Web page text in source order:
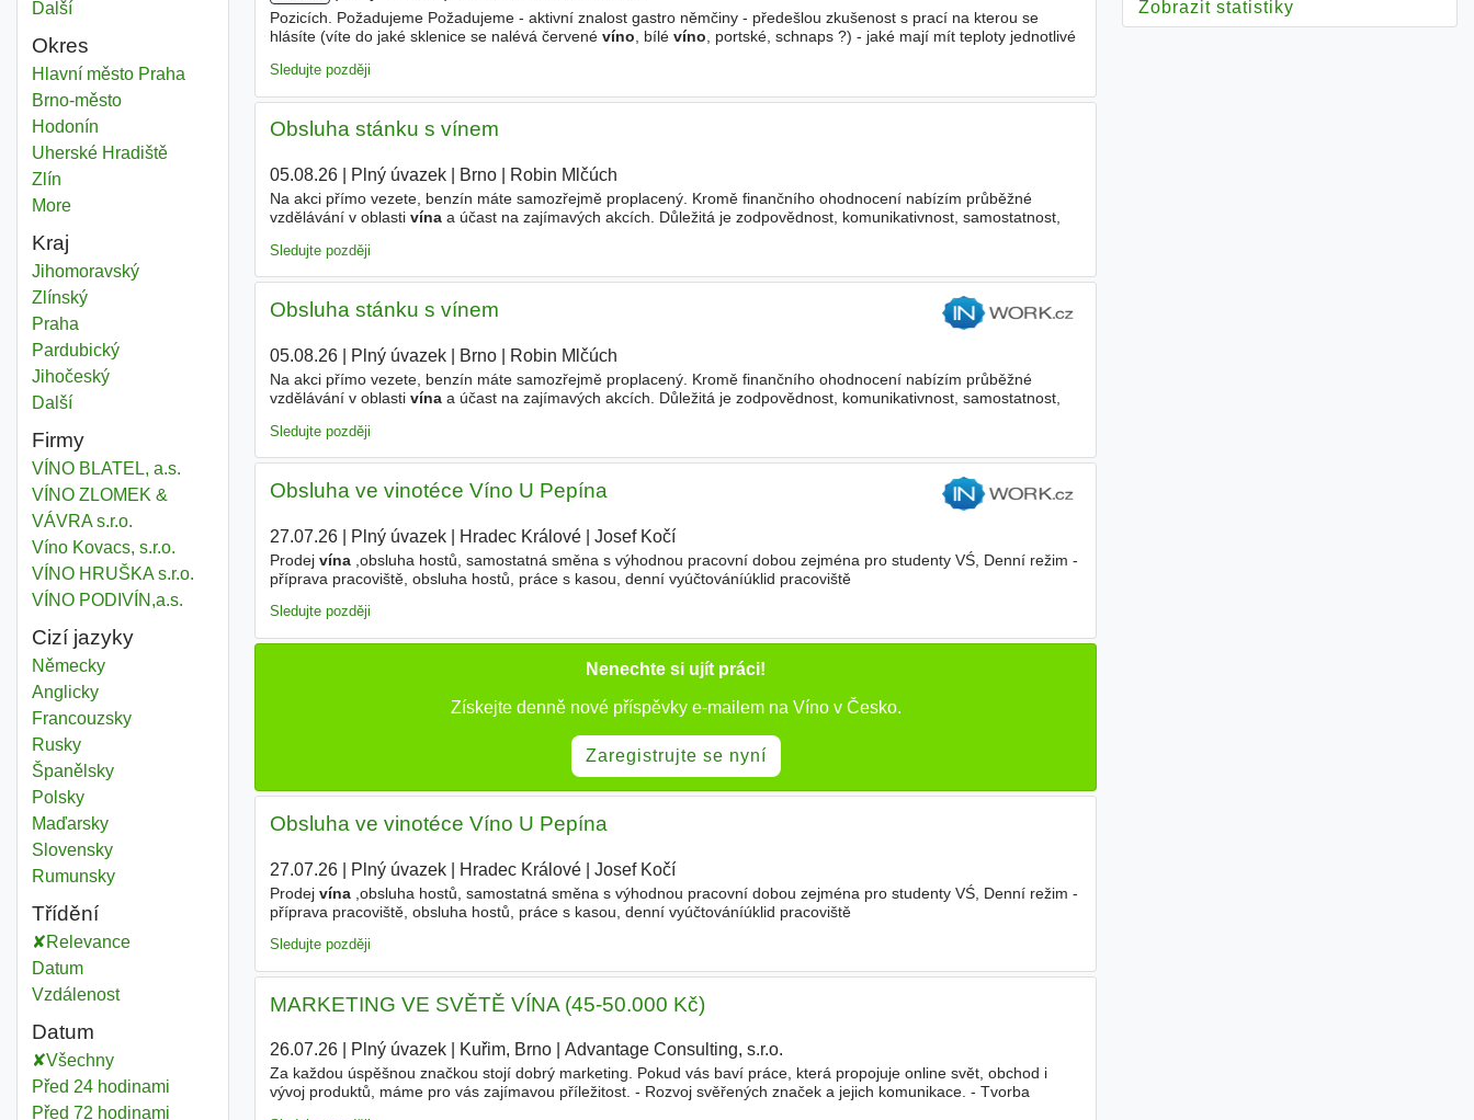
Dalšíměsta
Okres
Víno
Hlavní město Praha
Víno
Brno-městoOkres
Víno
Hodonín
Víno
Uherské HradištěOkres
Víno
Zlín
Moredistricts
Kraj
Víno
JihomoravskýKraj
Víno
ZlínskýKraj
Víno
Praha
Víno
PardubickýKraj
Víno
JihočeskýKraj
Dalšíkraj
Firmy
VÍNO BLATEL, a.s.
VÍNO ZLOMEK &
VÁVRA s.r.o.
Víno Kovacs, s.r.o.
VÍNO HRUŠKA s.r.o.
VÍNO PODIVÍN,a.s.
Cizí jazyky
Německy
Anglicky
Francouzsky
Rusky
Španělsky
Polsky
Maďarsky
Slovensky
Rumunsky
Třídění
Relevance
Datum
Vzdálenost
Datum
Všechny
Před 24 hodinami
Před 72 hodinami
Pozicích. Požadujeme Požadujeme - aktivní znalost gastro němčiny - předešlou zkušenost s prací na kterou se
hlásíte (víte do jaké sklenice se nalévá červené víno , bílé víno , portské, schnaps ?) - jaké mají mít teploty jednotlivé
Sledujte později
Obsluha stánku s vínem
05.08.26| Plný úvazek| Brno| Robin Mlčúch
Na akci přímo vezete, benzín máte samozřejmě proplacený. Kromě finančního ohodnocení nabízím průběžné
vzdělávání v oblasti vínaa účast na zajímavých akcích. Důležitá je zodpovědnost, komunikativnost, samostatnost,
Sledujte později
Obsluha stánku s vínem
05.08.26| Plný úvazek| Brno| Robin Mlčúch
Na akci přímo vezete, benzín máte samozřejmě proplacený. Kromě finančního ohodnocení nabízím průběžné
vzdělávání v oblasti vínaa účast na zajímavých akcích. Důležitá je zodpovědnost, komunikativnost, samostatnost,
Sledujte později
Obsluha ve vinotéce Víno U Pepína
27.07.26| Plný úvazek| Hradec Králové| Josef Kočí
Prodej vína,obsluha hostů, samostatná směna s výhodnou pracovní dobou zejména pro studenty VŚ, Denní režim -
příprava pracoviště, obsluha hostů, práce s kasou, denní vyúčtováníúklid pracoviště
Sledujte později
Nenechte si ujít práci!
Získejte denně nové příspěvky e-mailem na Víno v Česko.
Zaregistrujte se nyní
Obsluha ve vinotéce Víno U Pepína
27.07.26| Plný úvazek| Hradec Králové| Josef Kočí
Prodej vína,obsluha hostů, samostatná směna s výhodnou pracovní dobou zejména pro studenty VŚ, Denní režim -
příprava pracoviště, obsluha hostů, práce s kasou, denní vyúčtováníúklid pracoviště
Sledujte později
MARKETING VE SVĚTĚ VÍNA (45-50.000 Kč)
26.07.26| Plný úvazek| Kuřim, Brno| Advantage Consulting, s.r.o.
Za každou úspěšnou značkou stojí dobrý marketing. Pokud vás baví práce, která propojuje online svět, obchod i
vývoj produktů, máme pro vás zajímavou příležitost. - Rozvoj svěřených značek a jejich komunikace. - Tvorba
Zobrazit statistiky